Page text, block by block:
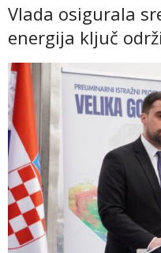
Vlada osigurala
energija ključ